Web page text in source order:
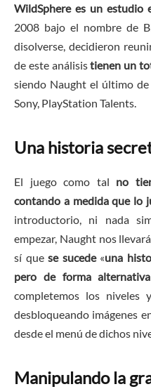
WildSphere es un estudio
2008 bajo el nombre de
disolverse, decidieron
de este análisistienen un
siendo Naught el último
Sony, PlayStation Talents.
Una historia
El juego como tal no
contando a medida que lo
introductorio, ni nada
empezar, Naught nos
sí que se sucede «una
pero de forma
completemos los niveles
desbloqueando imágenes
desde el menú de dichos
Manipulando la